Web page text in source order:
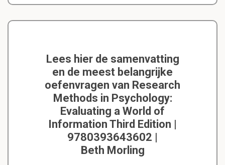
Lees hier de samenvatting
en de meest belangrijke
oefenvragen van Research
Methods in Psychology:
Evaluating a World of
Information Third Edition |
9780393643602 |
Beth Morling